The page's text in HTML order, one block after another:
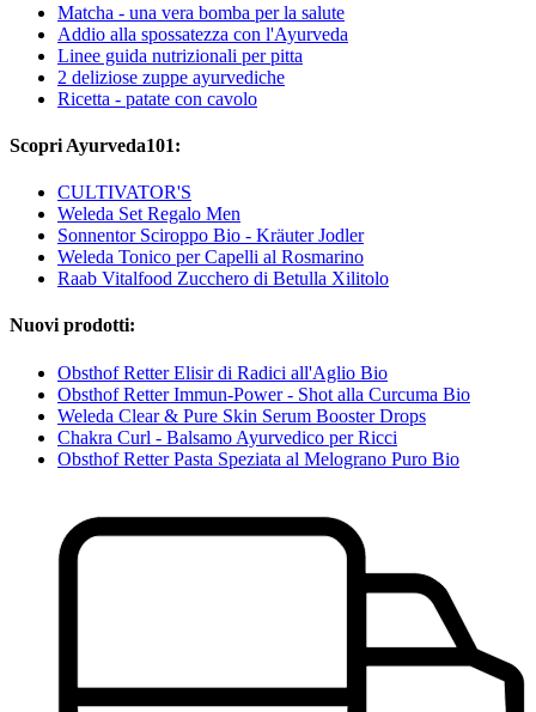
Matcha - una vera bomba per la salute
Addio alla spossatezza con l'Ayurveda
Linee guida nutrizionali per pitta
2 deliziose zuppe ayurvediche
Ricetta - patate con cavolo
Scopri Ayurveda101:
CULTIVATOR'S
Weleda Set Regalo Men
Sonnentor Sciroppo Bio - Kräuter Jodler
Weleda Tonico per Capelli al Rosmarino
Raab Vitalfood Zucchero di Betulla Xilitolo
Nuovi prodotti:
Obsthof Retter Elisir di Radici all'Aglio Bio
Obsthof Retter Immun-Power - Shot alla Curcuma Bio
Weleda Clear & Pure Skin Serum Booster Drops
Chakra Curl - Balsamo Ayurvedico per Ricci
Obsthof Retter Pasta Speziata al Melograno Puro Bio